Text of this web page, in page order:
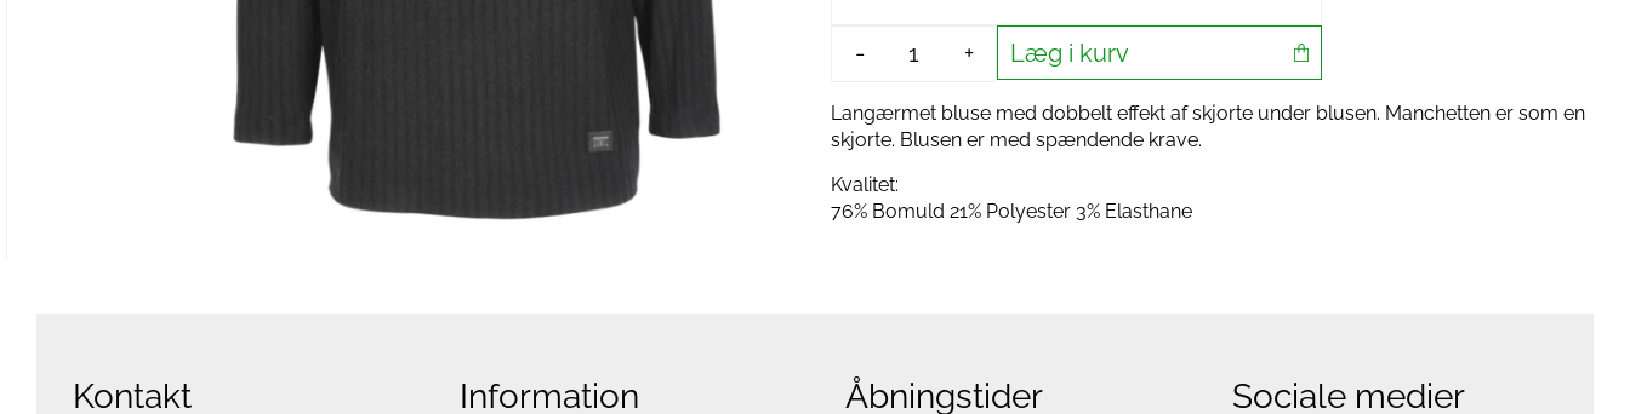
- + Læg i kurv
Langærmet bluse med dobbelt effekt af skjorte under blusen. Manchetten er som en
skjorte. Blusen er med spændende krave.
Kvalitet:
76% Bomuld 21% Polyester 3% Elasthane
Kontakt Information Åbningstider Sociale medier